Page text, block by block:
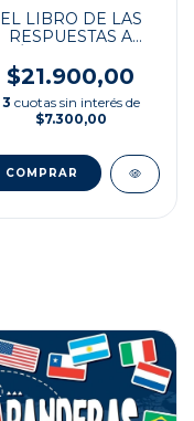
EL LIBRO DE LAS
RESPUESTAS A
LAS COSAS?
$21.900,00
3 cuotas sin interés de
$7.300,00